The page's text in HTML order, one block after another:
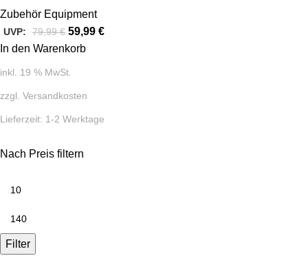
Nach Preis filtern
Filter
Zubehör Equipment
UVP: 79,99€ 59,99 €
In den Warenkorb
inkl. 19 % MwSt.
zzgl. Versandkosten
Lieferzeit: 1-2 Werktage